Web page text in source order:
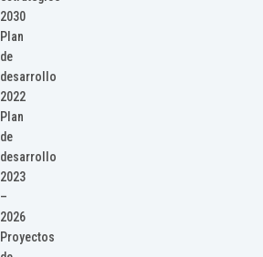
2030
Plan
de
desarrollo
2022
Plan
de
desarrollo
2023
–
2026
Proyectos